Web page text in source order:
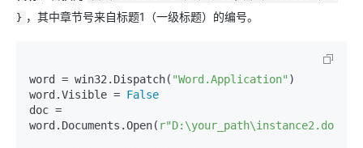
} ，其中章节号来自标题1（一级标题）的编号。
word = win32.Dispatch( "Word.Application" )
word.Visible = False
doc =
word.Documents.Open( r"D:\your_path\instance2.docx"